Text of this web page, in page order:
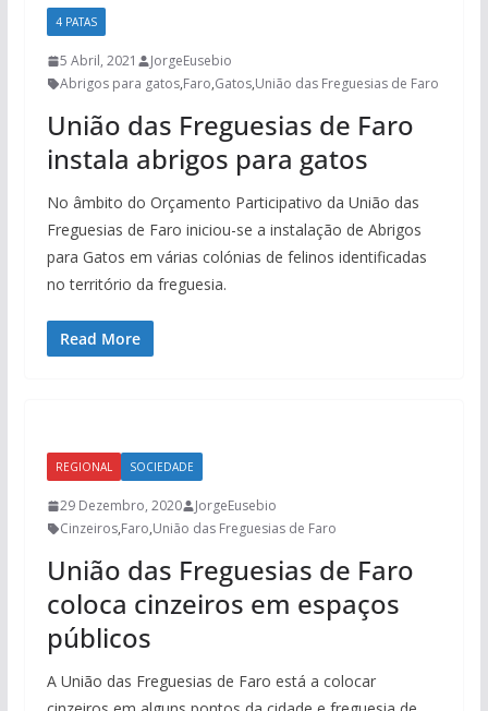
4 PATAS
5 Abril, 2021
JorgeEusebio
Abrigos para gatos,Faro,Gatos,União das Freguesias de Faro
União das Freguesias de Faro
instala abrigos para gatos
No âmbito do Orçamento Participativo da União das
Freguesias de Faro iniciou-se a instalação de Abrigos
para Gatos em várias colónias de felinos identificadas
no território da freguesia.
Read More
REGIONAL SOCIEDADE
29 Dezembro, 2020
JorgeEusebio
Cinzeiros,Faro,União das Freguesias de Faro
União das Freguesias de Faro
coloca cinzeiros em espaços
públicos
A União das Freguesias de Faro está a colocar